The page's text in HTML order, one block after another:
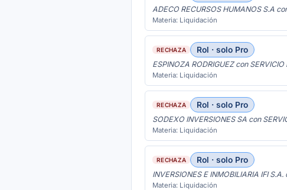
ADECO RECURSOS HUMANOS S.A
Materia: Liquidación
RECHAZA Rol · solo Pro
ESPINOZA RODRIGUEZ con
Materia: Liquidación
RECHAZA Rol · solo Pro
SODEXO INVERSIONES SA con
Materia: Liquidación
RECHAZA Rol · solo Pro
INVERSIONES E INMOBILIARIA IFI
Materia: Liquidación